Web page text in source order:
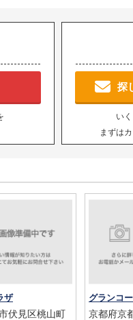
探
い
まずは
ザ
伏見区桃山町
京都府京